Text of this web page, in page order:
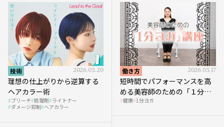
技術 2026.03.20
理想の仕上がりから逆算する
ヘアカラー術
ブリーチ 処理剤 ライトナー
ダメージ抑制 ヘアカラー
働き方 2026.03.17
短時間でパフォーマンスを高
める美容師のための「１分ヨ
ガ」講座｜実践編
健康 1分ヨガ